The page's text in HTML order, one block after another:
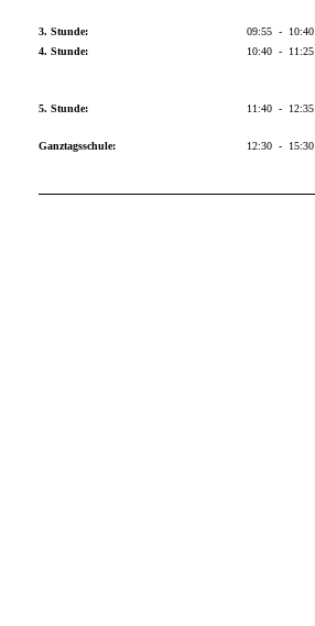
3. Stunde:
4. Stunde:
5. Stunde:
Ganztagsschule:
09:55 - 10:40
10:40 - 11:25
11:40 - 12:35
12:30 - 15:30